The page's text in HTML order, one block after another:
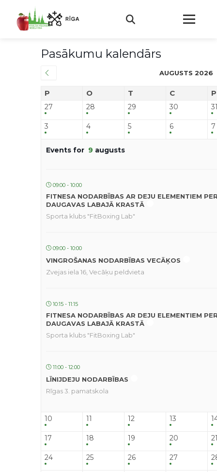
Pasākumu kalendārs
AUGUSTS 2026
P O T C
27 28 29 30
3 4 5 6 7
Events for 9 augusts
09:00 - 10:00
FITNESA NODARBĪBAS AR DEJU ELEMENTIEM
DAUGAVAS LABAJĀ KRASTĀ
Sporta klubs "FitBoxing Lab"
09:00 - 10:00
VINGROŠANAS NODARBĪBAS VECĀĶOS
Zvejas iela 16, Vecāķu peldvieta
10:15 - 11:15
FITNESA NODARBĪBAS AR DEJU ELEMENTIEM
DAUGAVAS LABAJĀ KRASTĀ
Sporta klubs "FitBoxing Lab"
11:00 - 12:00
LĪNIJDEJU NODARBĪBAS
Rīgas 3. pamatskola
10 11 12 13
17 18 19 20
24 25 26 27